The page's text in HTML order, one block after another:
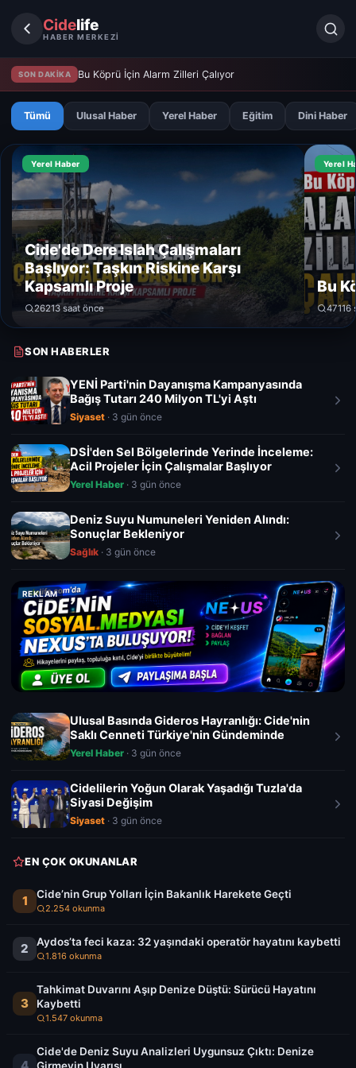
Cidelife
HABER MERKEZİ
SON DAKİKA Bu Köprü İçin Alarm Zilleri Çalıyor
Tümü Ulusal Haber Yerel Haber Eğitim Dini Haber
Yerel Haber
Cide'de Dere Islah Çalışmaları
Başlıyor: Taşkın Riskine Karşı
Kapsamlı Proje
26213 saat önce
Yerel
Bu
47116
SON HABERLER
YENİ Parti'nin Dayanışma Kampanyasında
Bağış Tutarı 240 Milyon TL'yi Aştı
Siyaset · 3 gün önce
DSİ'den Sel Bölgelerinde Yerinde İnceleme:
Acil Projeler İçin Çalışmalar Başlıyor
Yerel Haber · 3 gün önce
Deniz Suyu Numuneleri Yeniden Alındı:
Sonuçlar Bekleniyor
Sağlık · 3 gün önce
REKLAM
Ulusal Basında Gideros Hayranlığı: Cide'nin
Saklı Cenneti Türkiye'nin Gündeminde
Yerel Haber · 3 gün önce
Cidelilerin Yoğun Olarak Yaşadığı Tuzla'da
Siyasi Değişim
Siyaset · 3 gün önce
EN ÇOK OKUNANLAR
1 Cide’nin Grup Yolları İçin Bakanlık Harekete Geçti
2.254 okunma
2 Aydos’ta feci kaza: 32 yaşındaki operatör hayatını kaybetti
1.816 okunma
3
Tahkimat Duvarını Aşıp Denize Düştü: Sürücü Hayatını
Kaybetti
1.547 okunma
Cide'de Deniz Suyu Analizleri Uygunsuz Çıktı: Denize